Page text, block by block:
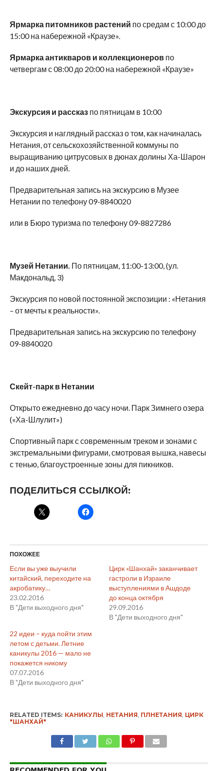
Ярмарка питомников растений по средам с 10:00 до
15:00 на набережной «Краузе».
Ярмарка антикваров и коллекционеровпо
четвергам с 08:00 до 20:00 на набережной «Краузе»
Экскурсия и рассказпо пятницам в 10:00
Экскурсия и наглядный рассказ о том, как начиналась
Нетания, от сельскохозяйственной коммуны по
выращиванию цитрусовых в дюнах долины Ха-Шарон
и до наших дней.
Предварительная запись на экскурсию в Музее
Нетании по телефону 09-8840020
или в Бюро туризма по телефону 09-8827286
Музей Нетании. По пятницам, 11:00-13:00, (ул.
Макдональд, 3)
Экскурсия по новой постоянной экспозиции : «Нетания
– от мечты к реальности».
Предварительная запись на экскурсию по телефону
09-8840020
Скейт-парк в Нетании
Открыто ежедневно до часу ночи. Парк Зимнего озера
(«Ха-Шлулит»)
Спортивный парк с современным треком и зонами с
экстремальными фигурами, смотровая вышка, навесы
с тенью, благоустроенные зоны для пикников.
ПОДЕЛИТЬСЯ ССЫЛКОЙ:
ПОХОЖЕЕ
Если вы уже выучили
китайский, переходите на
акробатику…
23.02.2016
В "Дети выходного дня"
Цирк «Шанхай» заканчивает
гастроли в Израиле
выступлениями в Ашдоде
до конца октября
29.09.2016
В "Дети выходного дня"
22 идеи – куда пойти этим
летом с детьми. Летние
каникулы 2016 — мало не
покажется никому
07.07.2016
В "Дети выходного дня"
RELATED ITEMS: КАНИКУЛЫ НЕТАНИЯ ПЛНЕТАНИЯ ЦИРК
"ШАНХАЙ"